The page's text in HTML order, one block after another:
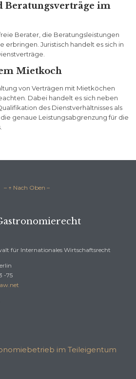
Beratungsverträge im
Berater, die Beratungsleistungen
erbringen. Juristisch handelt es sich in
Mietkoch
von Verträgen mit Mietköchen
Dabei handelt es sich neben
des Dienstverhältnisses als
genaue Leistungsabgrenzung für die
– ↑ Nach Oben –
für Internationales Wirtschaftsrecht
-75
im Teileigentum